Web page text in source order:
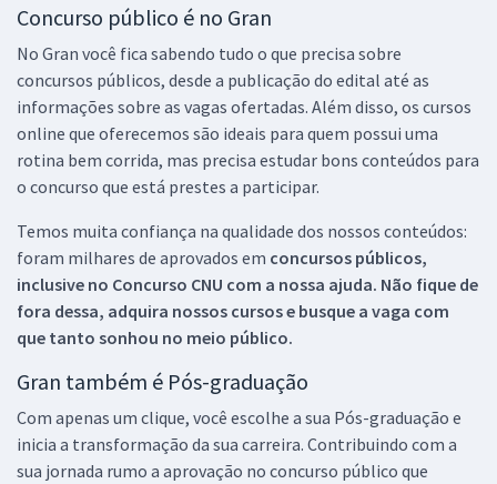
Concurso público é no Gran
No Gran você fica sabendo tudo o que precisa sobre
concursos públicos, desde a publicação do edital até as
informações sobre as vagas ofertadas. Além disso, os cursos
online que oferecemos são ideais para quem possui uma
rotina bem corrida, mas precisa estudar bons conteúdos para
o concurso que está prestes a participar.
Temos muita confiança na qualidade dos nossos conteúdos:
foram milhares de aprovados em concursos públicos,
inclusive no Concurso CNU com a nossa ajuda. Não fique de
fora dessa, adquira nossos cursos e busque a vaga com
que tanto sonhou no meio público.
Gran também é Pós-graduação
Com apenas um clique, você escolhe a sua Pós-graduação e
inicia a transformação da sua carreira. Contribuindo com a
sua jornada rumo a aprovação no concurso público que